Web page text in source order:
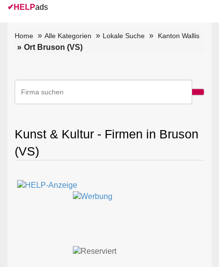
✔ HELPads
Home Alle Kategorien Lokale Suche Kanton Wallis
Ort Bruson (VS)
Kunst & Kultur - Firmen in Bruson
(VS)